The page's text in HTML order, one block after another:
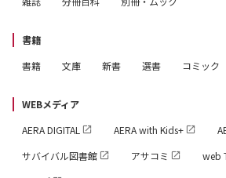
書籍
書籍
文庫 新書 選書 コミック
WEBメディア
AERA DIGITAL
AERA with Kids+
サバイバル図書館
アサコミ
web